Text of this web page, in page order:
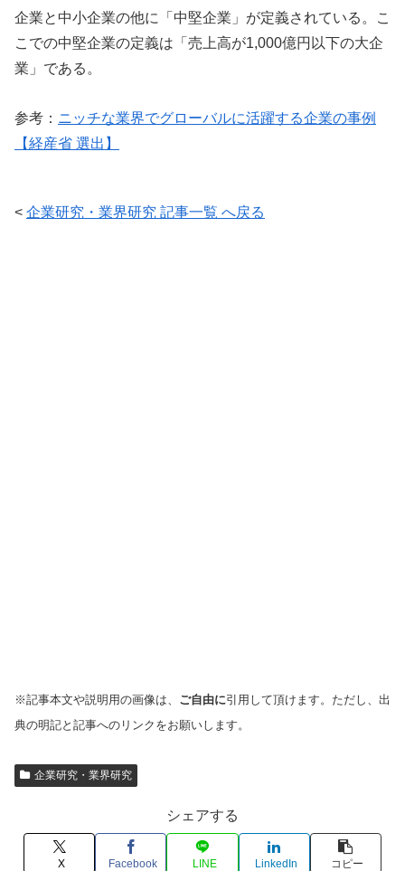
企業と中小企業の他に「中堅企業」が定義されている。こ
こでの中堅企業の定義は「売上高が1,000億円以下の大企
業」である。
参考： ニッチな業界でグローバルに活躍する企業の事例
【経産省 選出】
< 企業研究・業界研究 記事一覧 へ戻る
※記事本文や説明用の画像は、 ご自由に引用して頂けます。ただし、出
典の明記と記事へのリンクをお願いします。
企業研究・業界研究
シェアする
X Facebook LINE LinkedIn コピー